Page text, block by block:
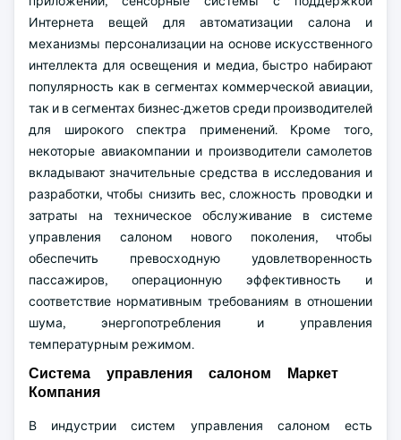
Интернета вещей для автоматизации салона и
механизмы персонализации на основе искусственного
интеллекта для освещения и медиа, быстро набирают
популярность как в сегментах коммерческой авиации,
так и в сегментах бизнес-джетов среди производителей
для широкого спектра применений. Кроме того,
некоторые авиакомпании и производители самолетов
вкладывают значительные средства в исследования и
разработки, чтобы снизить вес, сложность проводки и
затраты на техническое обслуживание в системе
управления салоном нового поколения, чтобы
обеспечить превосходную удовлетворенность
пассажиров, операционную эффективность и
соответствие нормативным требованиям в отношении
шума, энергопотребления и управления
температурным режимом.
Система управления салоном Маркет
Компания
В индустрии систем управления салоном есть